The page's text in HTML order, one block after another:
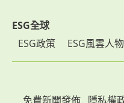
ESG全球
ESG政策
ESG風雲人物
免費新聞發佈 隱私權